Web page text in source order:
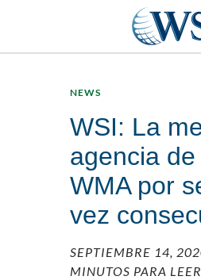
NEWS
WSI: La
agencia
WMA por
vez
SEPTIEMBRE 14,
MINUTOS PARA LEER